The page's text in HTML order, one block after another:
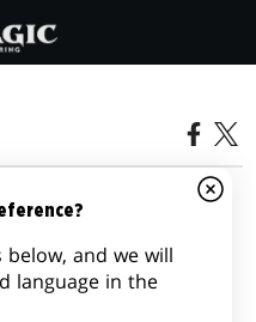
しくする
and we will
language in the